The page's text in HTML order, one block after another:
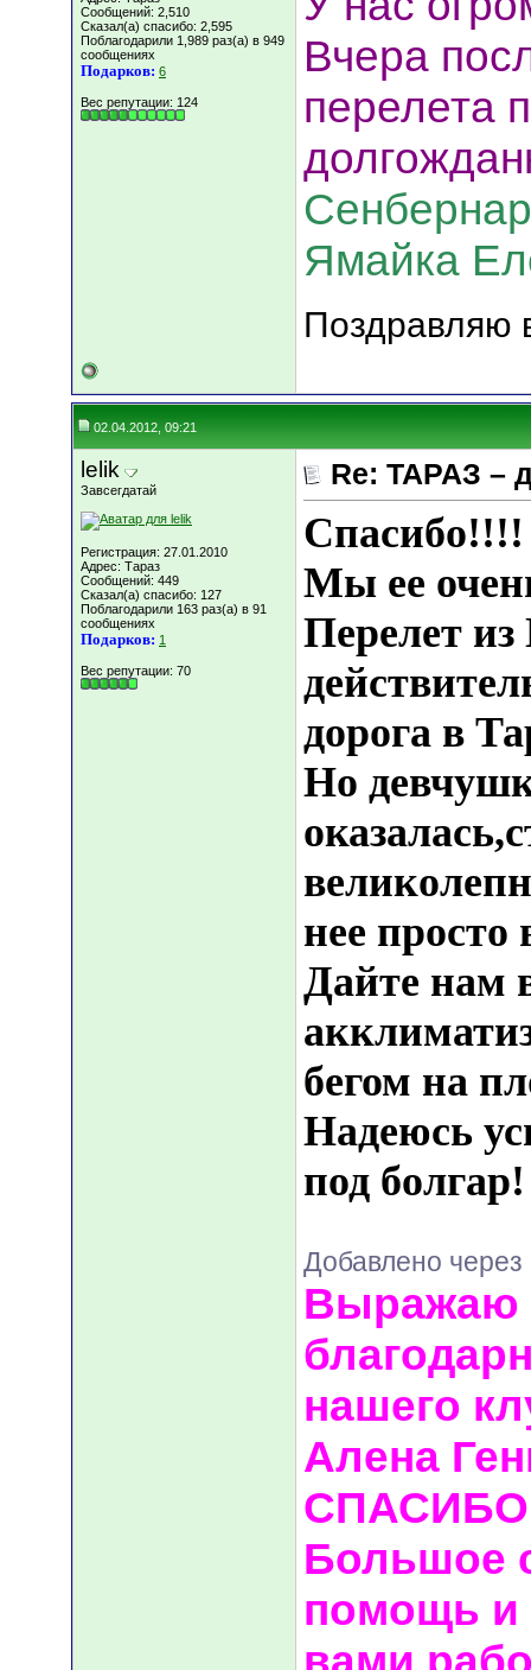
Сообщений: 2,510
Сказал(а) спасибо: 2,595
Поблагодарили 1,989 раз(а) в 949
сообщениях
Подарков: 6
Вес репутации: 124
Вчера
перелета
Ямайка
Поздравляю
02.04.2012, 09:21
lelik
Завсегдатай
Регистрация: 27.01.2010
Адрес: Тараз
Сообщений: 449
Сказал(а) спасибо: 127
Поблагодарили 163 раз(а) в 91
сообщениях
Подарков: 1
Вес репутации: 70
Re: ТАРАЗ –
Спасибо!!!!
Мы ее
Перелет
дорога в
Но
нее просто
Дайте нам
бегом на
Надеюсь
под болгар!
Добавлено через
Выражаю
нашего
Алена
Большое
помощь и